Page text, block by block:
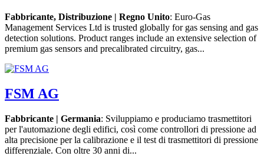
Fabbricante, Distribuzione | Regno Unito: Euro-Gas
Management Services Ltd is trusted globally for gas sensing and gas
detection solutions. Product ranges include an extensive selection of
premium gas sensors and precalibrated circuitry, gas...
FSM AG
Fabbricante | Germania: Sviluppiamo e produciamo trasmettitori
per l'automazione degli edifici, così come controllori di pressione ad
alta precisione per la calibrazione e il test di trasmettitori di pressione
differenziale. Con oltre 30 anni di...